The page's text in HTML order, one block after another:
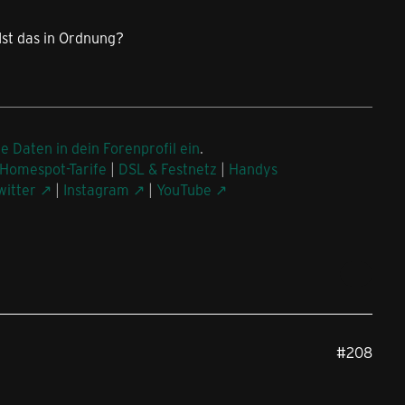
das in Ordnung?
Daten in dein Forenprofil ein.
Homespot-Tarife | DSL & Festnetz | Handys
| Instagram | YouTube
#208